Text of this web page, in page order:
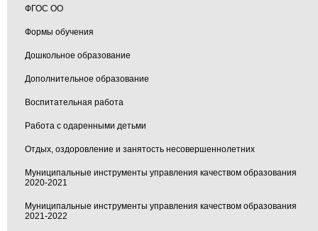
ФГОС ОО
Формы обучения
Дошкольное образование
Дополнительное образование
Воспитательная работа
Работа с одаренными детьми
Отдых, оздоровление и занятость несовершеннолетних
Муниципальные инструменты управления качеством образования
2020-2021
Муниципальные инструменты управления качеством образования
2021-2022